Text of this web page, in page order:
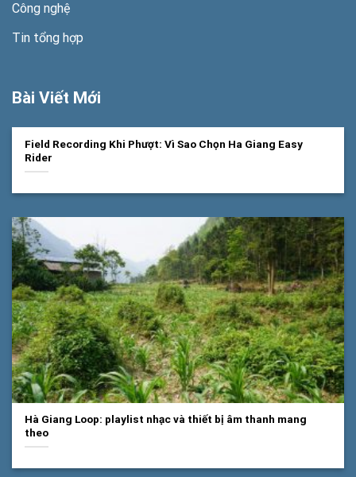
Công nghệ
Tin tổng hợp
Bài Viết Mới
Field Recording Khi Phượt: Vì Sao Chọn Ha Giang Easy
Rider
Hà Giang Loop: playlist nhạc và thiết bị âm thanh mang
theo